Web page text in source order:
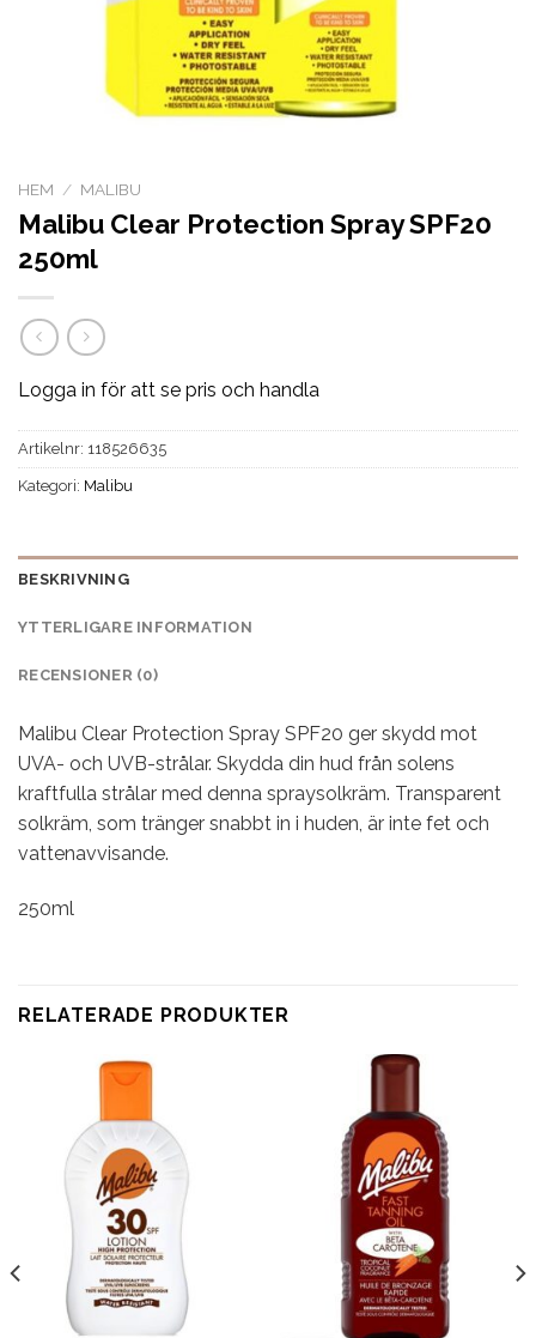
HEM / MALIBU
Malibu Clear Protection Spray SPF20
250ml
Logga in för att se pris och handla
Artikelnr: 118526635
Kategori: Malibu
BESKRIVNING
YTTERLIGARE INFORMATION
RECENSIONER (0)
Malibu Clear Protection Spray SPF20 ger skydd mot
UVA- och UVB-strålar. Skydda din hud från solens
kraftfulla strålar med denna spraysolkräm. Transparent
solkräm, som tränger snabbt in i huden, är inte fet och
vattenavvisande.
250ml
RELATERADE PRODUKTER